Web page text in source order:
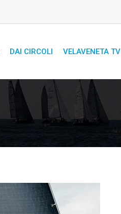
DAI CIRCOLI VELAVENETA TV